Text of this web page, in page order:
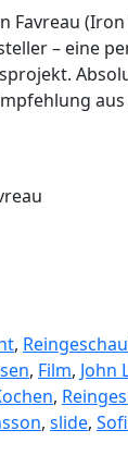
Favreau
– eine
,
, Film, John
,
, slide,